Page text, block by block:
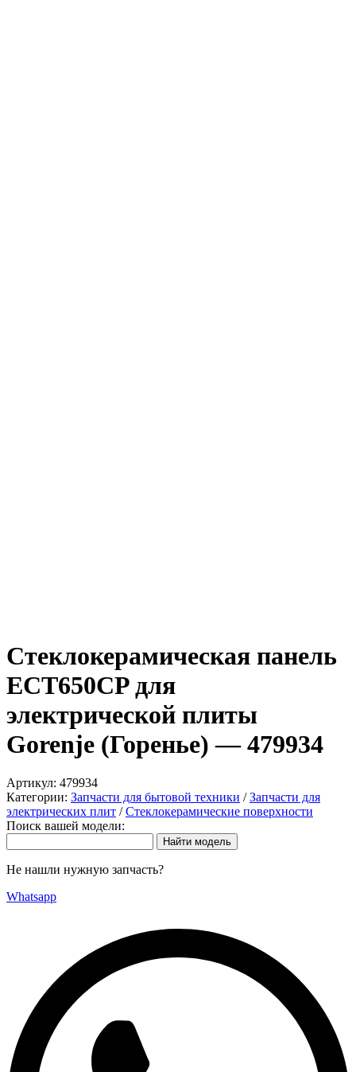
Стеклокерамическая панель
ECT650CP для
электрической плиты
Gorenje (Горенье) — 479934
Артикул: 479934
Категории: Запчасти для бытовой техники /Запчасти для
электрических плит /Стеклокерамические поверхности
Поиск вашей модели:
Не нашли нужную запчасть?
Whatsapp